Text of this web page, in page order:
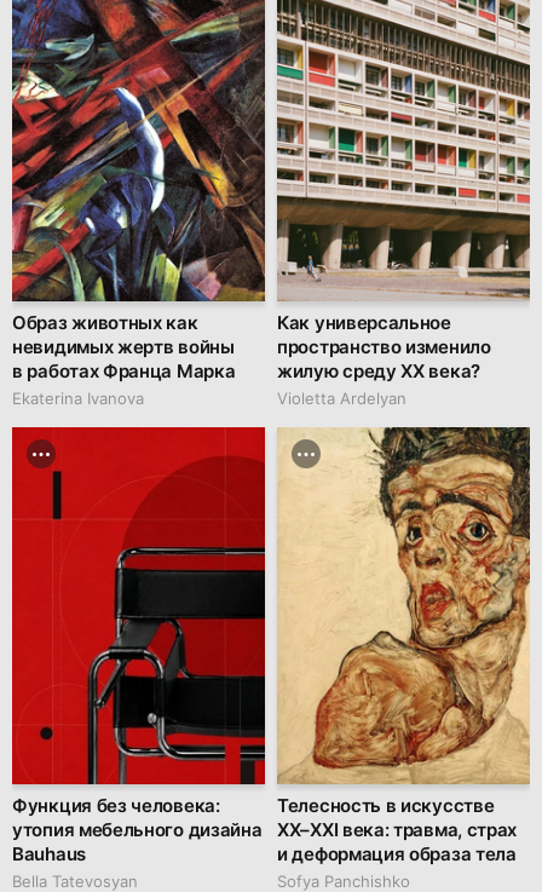
Образ животных как
невидимых жертв войны
в работах Франца Марка
Ekaterina Ivanova
Как универсальное
пространство изменило
жилую среду XX века?
Violetta Ardelyan
Функция без человека:
утопия мебельного дизайна
Bauhaus
Bella Tatevosyan
Телесность в искусстве
XX–XXI века: травма, страх
и деформация образа тела
Sofya Panchishko